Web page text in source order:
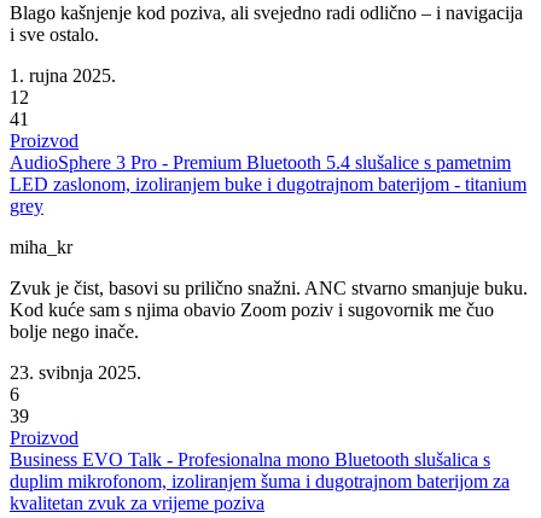
Blago kašnjenje kod poziva, ali svejedno radi odlično – i navigacija
i sve ostalo.
1. rujna 2025.
12
41
Proizvod
AudioSphere 3 Pro - Premium Bluetooth 5.4 slušalice s pametnim
LED zaslonom, izoliranjem buke i dugotrajnom baterijom - titanium
grey
miha_kr
Zvuk je čist, basovi su prilično snažni. ANC stvarno smanjuje buku.
Kod kuće sam s njima obavio Zoom poziv i sugovornik me čuo
bolje nego inače.
23. svibnja 2025.
6
39
Proizvod
Business EVO Talk - Profesionalna mono Bluetooth slušalica s
duplim mikrofonom, izoliranjem šuma i dugotrajnom baterijom za
kvalitetan zvuk za vrijeme poziva